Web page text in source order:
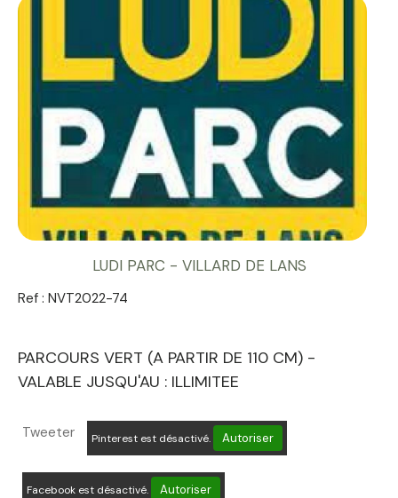
LUDI PARC - VILLARD DE LANS
Ref : NVT2022-74
PARCOURS VERT (A PARTIR DE 110 CM) -
VALABLE JUSQU'AU : ILLIMITEE
Tweeter Pinterest est désactivé. Autoriser
Facebook est désactivé. Autoriser